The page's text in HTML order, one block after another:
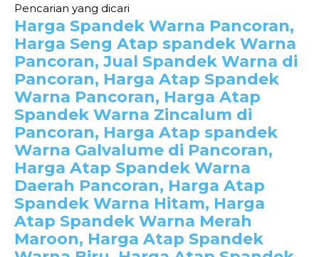
Pencarian yang dicari
Harga Spandek Warna Pancoran,
Harga Seng Atap spandek Warna
Pancoran, Jual Spandek Warna di
Pancoran, Harga Atap Spandek
Warna Pancoran, Harga Atap
Spandek Warna Zincalum di
Pancoran, Harga Atap spandek
Warna Galvalume di Pancoran,
Harga Atap Spandek Warna
Daerah Pancoran, Harga Atap
Spandek Warna Hitam, Harga
Atap Spandek Warna Merah
Maroon, Harga Atap Spandek